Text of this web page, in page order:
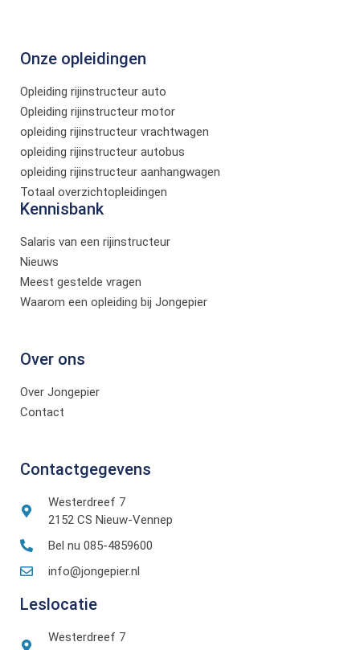
Onze opleidingen
Opleiding rijinstructeur auto
Opleiding rijinstructeur motor
opleiding rijinstructeur vrachtwagen
opleiding rijinstructeur autobus
opleiding rijinstructeur aanhangwagen
Totaal overzichtopleidingen
Kennisbank
Salaris van een rijinstructeur
Nieuws
Meest gestelde vragen
Waarom een opleiding bij Jongepier
Over ons
Over Jongepier
Contact
Contactgegevens
Westerdreef 7
2152 CS Nieuw-Vennep
Bel nu 085-4859600
info@jongepier.nl
Leslocatie
Westerdreef 7